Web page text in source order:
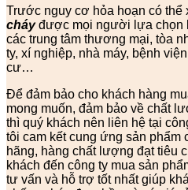
Trước nguy cơ hỏa hoạn có thể
cháy được mọi người lựa chọn
các trung tâm thương mại, tòa
ty, xí nghiệp, nhà máy, bệnh
cư…
Để đảm bảo cho khách hàng
mong muốn, đảm bảo về chất
thì quý khách nên liên hệ tại
tôi cam kết cung ứng sản phẩm
hãng, hàng chất lượng đạt tiêu
khách đến công ty mua sản
tư vấn và hỗ trợ tốt nhất giúp